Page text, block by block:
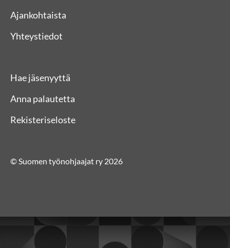
Ajankohtaista
Yhteystiedot
Hae jäsenyyttä
Anna palautetta
Rekisteriseloste
© Suomen työnohjaajat ry 2026